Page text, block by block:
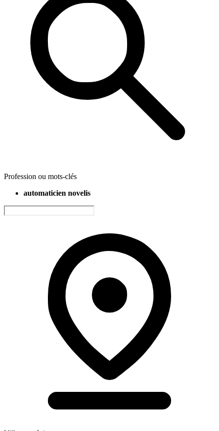
Profession ou mots-clés
automaticien novelis